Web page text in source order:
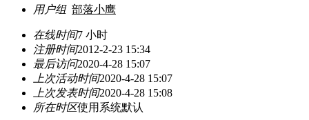
用户组 部落小鹰
在线时间7 小时
注册时间2012-2-23 15:34
最后访问2020-4-28 15:07
上次活动时间2020-4-28 15:07
上次发表时间2020-4-28 15:08
所在时区使用系统默认